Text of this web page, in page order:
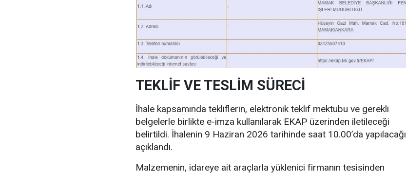
TEKLİF VE TESLİM SÜRECİ
İhale kapsamında tekliflerin, elektronik teklif mektubu ve gerekli
belgelerle birlikte e-imza kullanılarak EKAP üzerinden iletileceği
belirtildi. İhalenin 9 Haziran 2026 tarihinde saat 10.00’da yapılacağı
açıklandı.
Malzemenin, idareye ait araçlarla yüklenici firmanın tesisinden